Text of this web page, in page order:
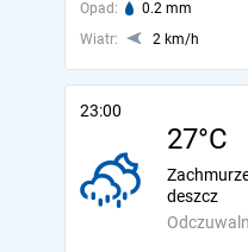
Opad: 0.2 mm
Wiatr:
2 km/h
23:00
27°C
deszcz